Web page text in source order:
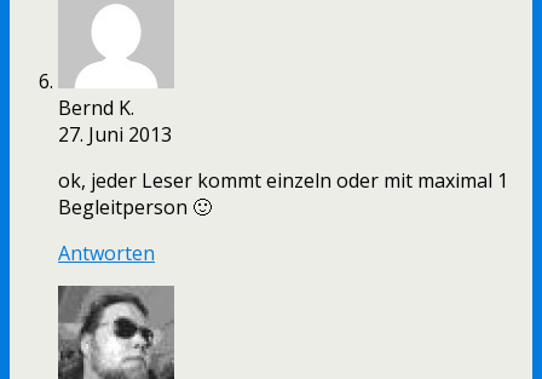
Bernd K.
27. Juni 2013
ok, jeder Leser kommt einzeln oder mit maximal 1
Begleitperson 🙂
Antworten